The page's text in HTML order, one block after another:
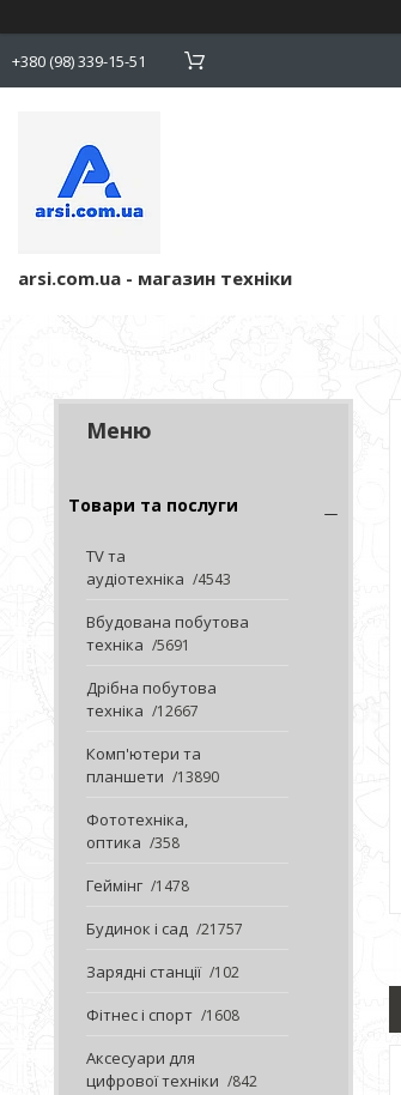
+380 (98) 339-15-51
arsi.com.ua - магазин техніки
Товари та послуги
TV та
аудіотехніка
4543
Вбудована побутова
техніка
5691
Дрібна побутова
техніка
12667
Комп'ютери та
планшети
13890
Фототехніка,
оптика
358
Геймінг 1478
Будинок і сад 21757
Зарядні станції 102
Фітнес і спорт 1608
Аксесуари для
цифрової техніки
842